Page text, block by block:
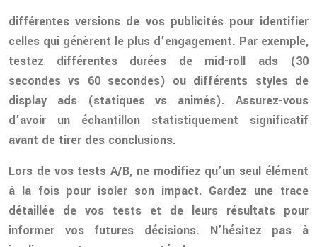
différentes versions de vos publicités pour identifier
celles qui génèrent le plus d’engagement. Par exemple,
testez différentes durées de mid-roll ads (30
secondes vs 60 secondes) ou différents styles de
display ads (statiques vs animés). Assurez-vous
d’avoir un échantillon statistiquement significatif
avant de tirer des conclusions.
Lors de vos tests A/B, ne modifiez qu’un seul élément
à la fois pour isoler son impact. Gardez une trace
détaillée de vos tests et de leurs résultats pour
informer vos futures décisions. N’hésitez pas à